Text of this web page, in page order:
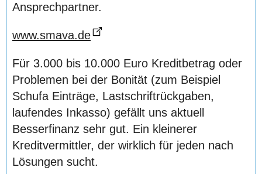
Ansprechpartner.
www.smava.de
Für 3.000 bis 10.000 Euro Kreditbetrag oder
Problemen bei der Bonität (zum Beispiel
Schufa Einträge, Lastschriftrückgaben,
laufendes Inkasso) gefällt uns aktuell
Besserfinanz sehr gut. Ein kleinerer
Kreditvermittler, der wirklich für jeden nach
Lösungen sucht.